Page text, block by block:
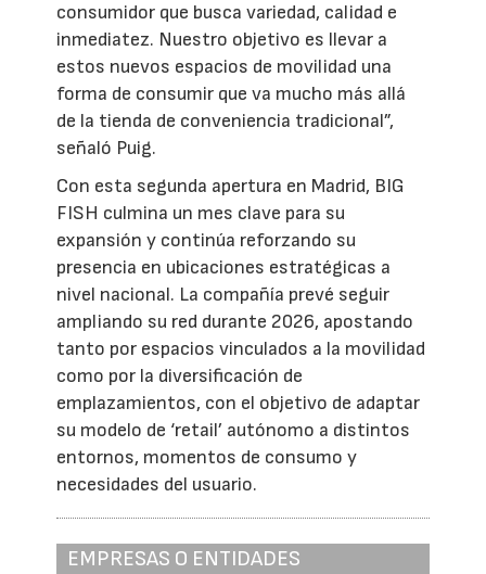
consumidor que busca variedad, calidad e
inmediatez. Nuestro objetivo es llevar a
estos nuevos espacios de movilidad una
forma de consumir que va mucho más allá
de la tienda de conveniencia tradicional”,
señaló Puig.
Con esta segunda apertura en Madrid, BIG
FISH culmina un mes clave para su
expansión y continúa reforzando su
presencia en ubicaciones estratégicas a
nivel nacional. La compañía prevé seguir
ampliando su red durante 2026, apostando
tanto por espacios vinculados a la movilidad
como por la diversificación de
emplazamientos, con el objetivo de adaptar
su modelo de ‘retail’ autónomo a distintos
entornos, momentos de consumo y
necesidades del usuario.
EMPRESAS O ENTIDADES